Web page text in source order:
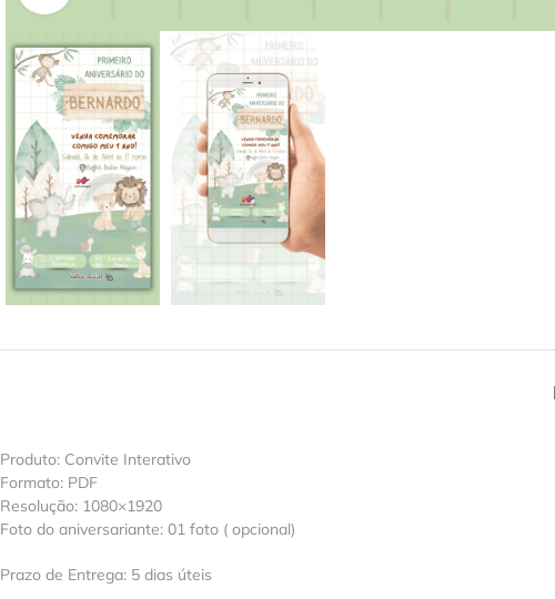
Produto: Convite Interativo
Formato: PDF
Resolução: 1080×1920
Foto do aniversariante: 01 foto ( opcional)
Prazo de Entrega: 5 dias úteis